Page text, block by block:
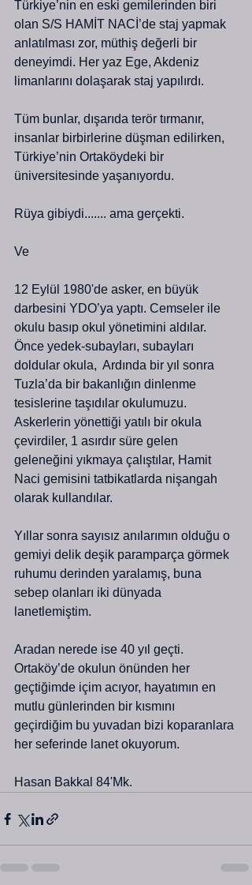
Türkiye’nin en eski gemilerinden biri
olan S/S HAMİT NACİ’de staj yapmak
anlatılması zor, müthiş değerli bir
deneyimdi. Her yaz Ege, Akdeniz
limanlarını dolaşarak staj yapılırdı.
Tüm bunlar, dışarıda terör tırmanır,
insanlar birbirlerine düşman edilirken,
Türkiye’nin Ortaköydeki bir
üniversitesinde yaşanıyordu.
Rüya gibiydi....... ama gerçekti.
Ve
12 Eylül 1980'de asker, en büyük
darbesini YDO’ya yaptı. Cemseler ile
okulu basıp okul yönetimini aldılar.
Önce yedek-subayları, subayları
doldular okula,  Ardında bir yıl sonra
Tuzla’da bir bakanlığın dinlenme
tesislerine taşıdılar okulumuzu.
Askerlerin yönettiği yatılı bir okula
çevirdiler, 1 asırdır süre gelen
geleneğini yıkmaya çalıştılar, Hamit
Naci gemisini tatbikatlarda nişangah
olarak kullandılar.
Yıllar sonra sayısız anılarımın olduğu o
gemiyi delik deşik paramparça görmek
ruhumu derinden yaralamış, buna
sebep olanları iki dünyada
lanetlemiştim.
Aradan nerede ise 40 yıl geçti.
Ortaköy’de okulun önünden her
geçtiğimde içim acıyor, hayatımın en
mutlu günlerinden bir kısmını
geçirdiğim bu yuvadan bizi koparanlara
her seferinde lanet okuyorum.
Hasan Bakkal 84'Mk.